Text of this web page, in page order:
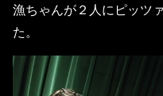
漁ちゃんが２人にピッツ
た。